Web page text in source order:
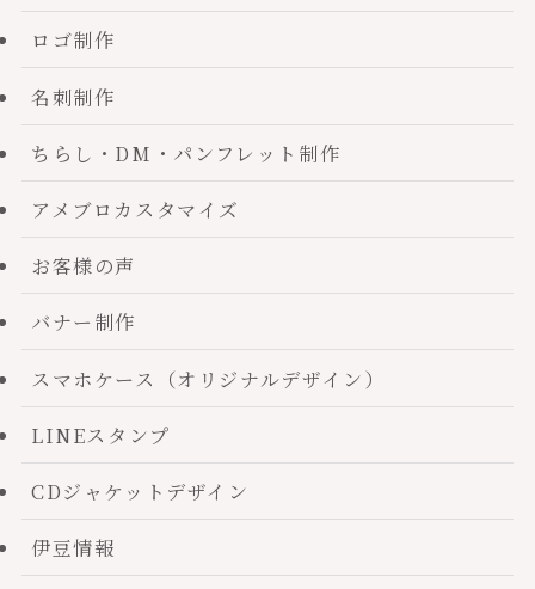
ロゴ制作
名刺制作
ちらし・DM・パンフレット制作
アメブロカスタマイズ
お客様の声
バナー制作
スマホケース（オリジナルデザイン）
LINEスタンプ
CDジャケットデザイン
伊豆情報